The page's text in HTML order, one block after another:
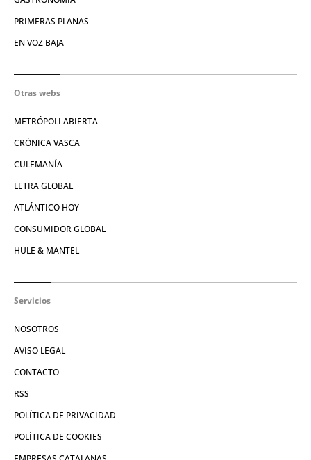
PRIMERAS PLANAS
EN VOZ BAJA
Otras webs
METRÓPOLI ABIERTA
CRÓNICA VASCA
CULEMANÍA
LETRA GLOBAL
ATLÁNTICO HOY
CONSUMIDOR GLOBAL
HULE & MANTEL
Servicios
NOSOTROS
AVISO LEGAL
CONTACTO
RSS
POLÍTICA DE PRIVACIDAD
POLÍTICA DE COOKIES